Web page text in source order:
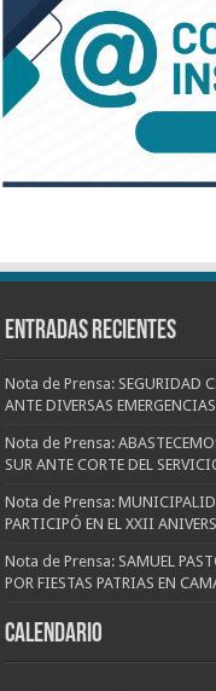
Entradas recientes
Nota de Prensa: SEGURIDAD
ANTE DIVERSAS
Nota de Prensa:
SUR ANTE CORTE DEL
Nota de Prensa:
PARTICIPÓ EN EL XXII
Nota de Prensa: SAMUEL
POR FIESTAS PATRIAS EN
CALENDARIO